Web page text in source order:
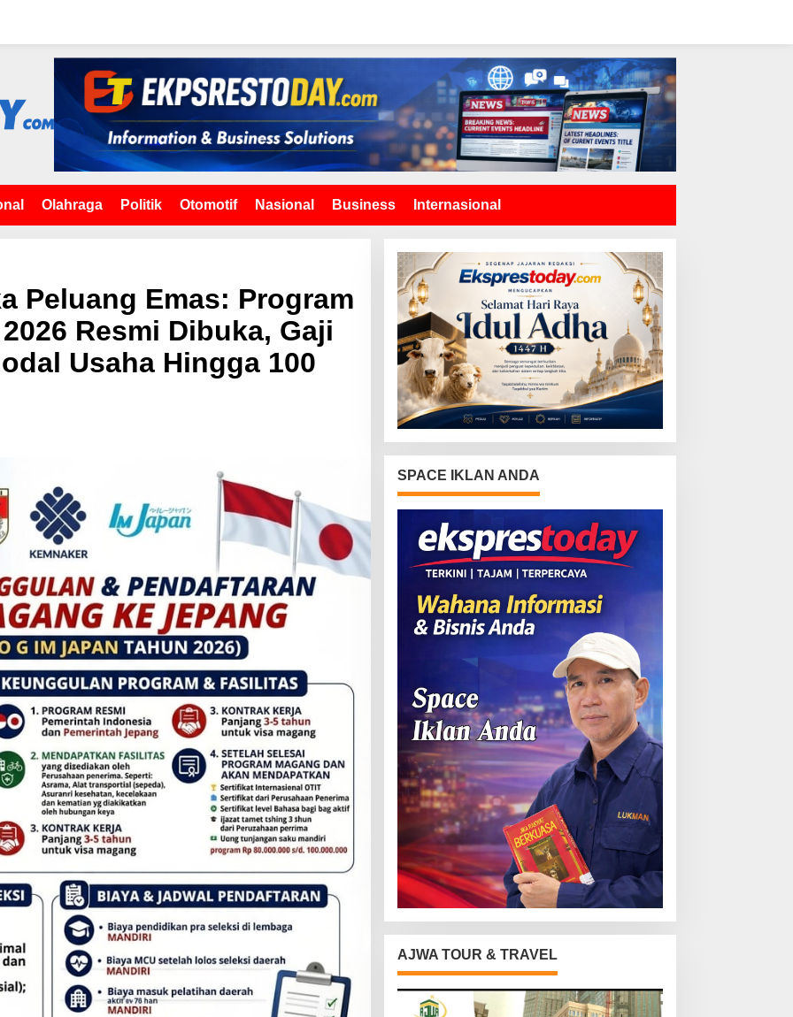
Olahraga Politik Otomotif Nasional Business Internasional
Peluang Emas: Program
Resmi Dibuka, Gaji
Usaha Hingga 100
SPACE IKLAN ANDA
AJWA TOUR & TRAVEL